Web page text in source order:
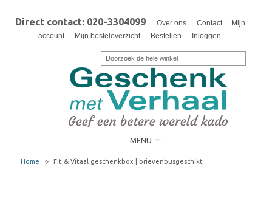
Direct contact: 020-3304099 Over ons Contact
Mijn
account
Mijn besteloverzicht Bestellen Inloggen
MENU
Home Fit & Vitaal geschenkbox | brievenbusgeschikt